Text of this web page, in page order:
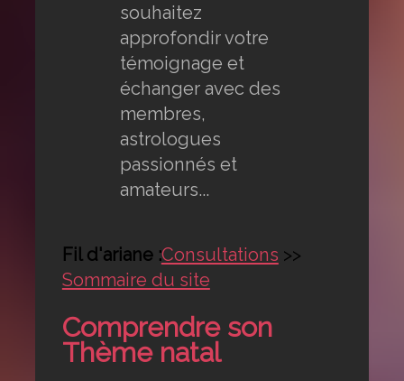
souhaitez
approfondir votre
témoignage et
échanger avec des
membres,
astrologues
passionnés et
amateurs...
Fil d'ariane :Consultations >>
Sommaire du site
Comprendre son
Thème natal